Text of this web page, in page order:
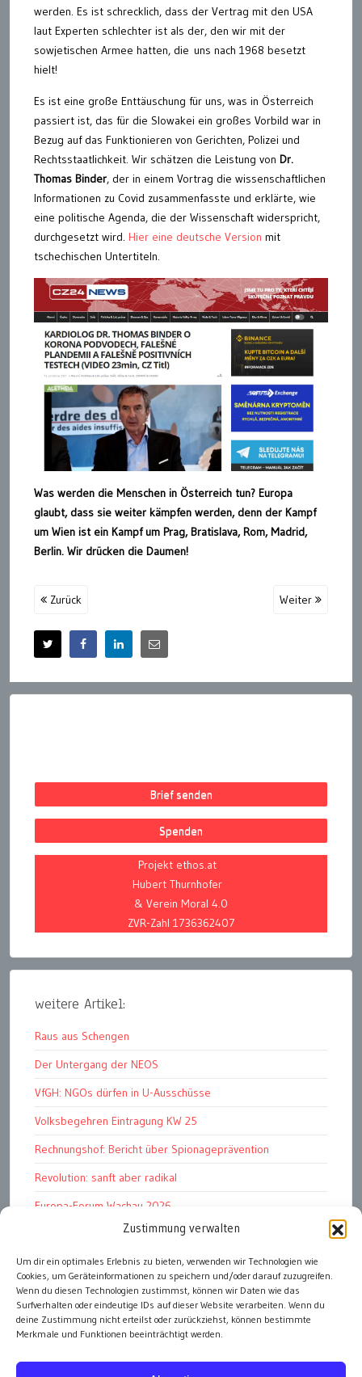
Zustimmung verwalten
Um dir ein optimales Erlebnis zu bieten, verwenden wir Technologien wie
Cookies, um Geräteinformationen zu speichern und/oder darauf zuzugreifen.
Wenn du diesen Technologien zustimmst, können wir Daten wie das
Surfverhalten oder eindeutige IDs auf dieser Website verarbeiten. Wenn du
deine Zustimmung nicht erteilst oder zurückziehst, können bestimmte
Merkmale und Funktionen beeinträchtigt werden.
werden. Es ist schrecklich, dass der Vertrag mit den USA
laut Experten schlechter ist als der, den wir mit der
sowjetischen Armee hatten, die uns nach 1968 besetzt
hielt!
Es ist eine große Enttäuschung für uns, was in Österreich
passiert ist, das für die Slowakei ein großes Vorbild war in
Bezug auf das Funktionieren von Gerichten, Polizei und
Rechtsstaatlichkeit. Wir schätzen die Leistung von Dr.
Thomas Binder, der in einem Vortrag die wissenschaftlichen
Informationen zu Covid zusammenfasste und erklärte, wie
eine politische Agenda, die der Wissenschaft widerspricht,
durchgesetzt wird. Hier eine deutsche Version mit
tschechischen Untertiteln.
Was werden die Menschen in Österreich tun? Europa
glaubt, dass sie weiter kämpfen werden, denn der Kampf
um Wien ist ein Kampf um Prag, Bratislava, Rom, Madrid,
Berlin. Wir drücken die Daumen!
Zurück Weiter
Brief senden
Spenden
Projekt ethos.at
Hubert Thurnhofer
& Verein Moral 4.0
ZVR-Zahl 1736362407
weitere Artikel:
Raus aus Schengen
Der Untergang der NEOS
VfGH: NGOs dürfen in U-Ausschüsse
Volksbegehren Eintragung KW 25
Rechnungshof: Bericht über Spionageprävention
Revolution: sanft aber radikal
Europa-Forum Wachau 2026
Amnesty Report 2025/26
Attac kritisiert neues EU-Rüstungspaket
Ungarn ist demokratischer als Österreich
alle Artikel